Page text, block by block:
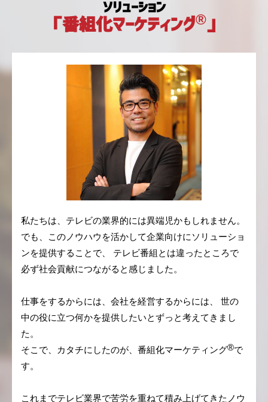
ソリューション
「番組化マーケティング®」
私たちは、テレビの業界的には異端児かもしれません。
でも、このノウハウを活かして企業向けにソリューショ
ンを提供することで、 テレビ番組とは違ったところで
必ず社会貢献につながると感じました。
仕事をするからには、会社を経営するからには、 世の
中の役に立つ何かを提供したいとずっと考えてきまし
た。
そこで、カタチにしたのが、番組化マーケティング®で
す。
これまでテレビ業界で苦労を重ねて積み上げてきたノウ